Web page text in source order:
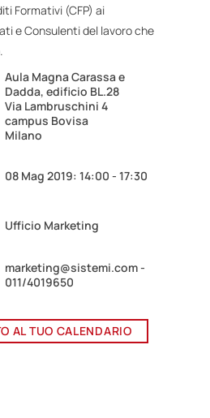
Formativi (CFP) ai
e Consulenti del lavoro che
Aula Magna Carassa e
Dadda, edificio BL.28
Via Lambruschini 4
campus Bovisa
Milano
08 Mag 2019: 14:00 - 17:30
Ufficio Marketing
marketing@sistemi.com -
011/4019650
AL TUO CALENDARIO